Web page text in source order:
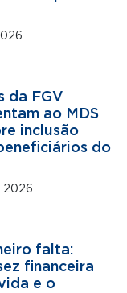
da FGV
ao MDS
inclusão
do
2026
falta:
financeira
e o